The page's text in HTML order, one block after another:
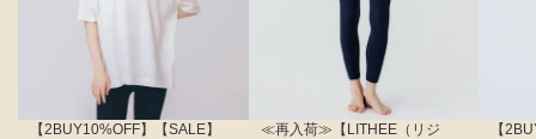
【2BUY10%OFF】【SALE】
≪再入荷≫【LITHEE（リジ
【